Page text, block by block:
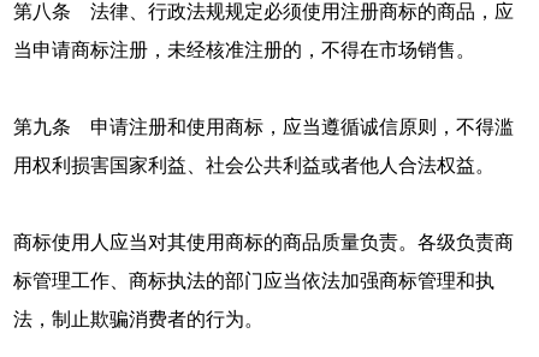
第八条 法律、行政法规规定必须使用注册商标的商品，应
当申请商标注册，未经核准注册的，不得在市场销售。
第九条 申请注册和使用商标，应当遵循诚信原则，不得滥
用权利损害国家利益、社会公共利益或者他人合法权益。
商标使用人应当对其使用商标的商品质量负责。各级负责商
标管理工作、商标执法的部门应当依法加强商标管理和执
法，制止欺骗消费者的行为。